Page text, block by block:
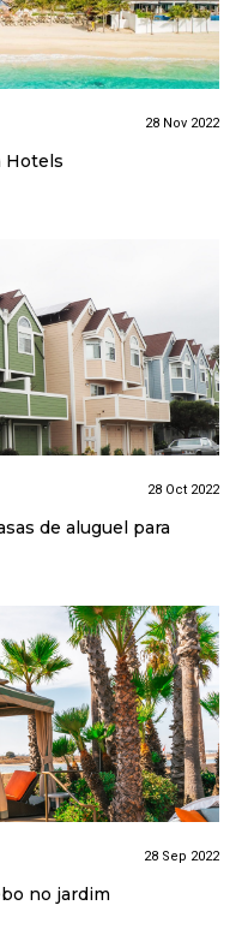
28 Nov 2022
Hotels
28 Oct 2022
de aluguel para
28 Sep 2022
no jardim